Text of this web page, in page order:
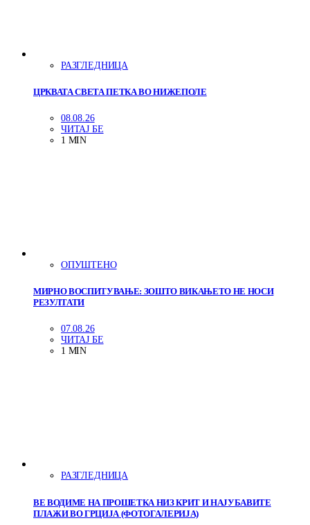
РАЗГЛЕДНИЦА
ЦРКВАТА СВЕТА ПЕТКА ВО НИЖЕПОЛЕ
08.08.26
ЧИТАЈ БЕ
1 MIN
ОПУШТЕНО
МИРНО ВОСПИТУВАЊЕ: ЗОШТО ВИКАЊЕТО НЕ НОСИ
РЕЗУЛТАТИ
07.08.26
ЧИТАЈ БЕ
1 MIN
РАЗГЛЕДНИЦА
ВЕ ВОДИМЕ НА ПРОШЕТКА НИЗ КРИТ И НАЈУБАВИТЕ
ПЛАЖИ ВО ГРЦИЈА (ФОТОГАЛЕРИЈА)